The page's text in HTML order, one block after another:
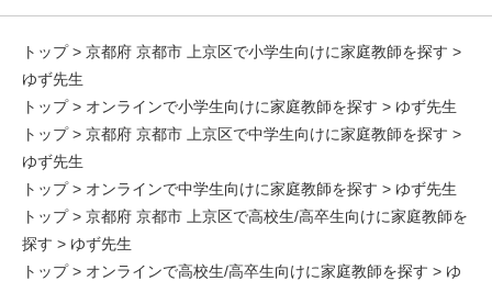
トップ> 京都府 京都市 上京区で小学生向けに家庭教師を探す >
ゆず先生
トップ> オンラインで小学生向けに家庭教師を探す > ゆず先生
トップ> 京都府 京都市 上京区で中学生向けに家庭教師を探す >
ゆず先生
トップ> オンラインで中学生向けに家庭教師を探す > ゆず先生
トップ> 京都府 京都市 上京区で高校生/高卒生向けに家庭教師を
探す > ゆず先生
トップ> オンラインで高校生/高卒生向けに家庭教師を探す > ゆ